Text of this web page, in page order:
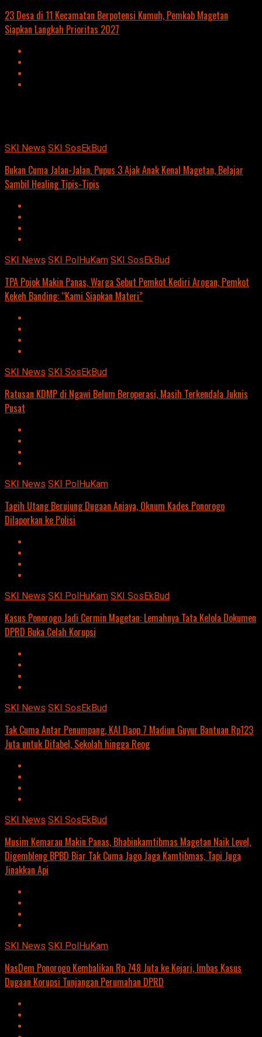
23 Desa di 11 Kecamatan Berpotensi Kumuh, Pemkab Magetan
Siapkan Langkah Prioritas 2027
SKI News SKI SosEkBud
Bukan Cuma Jalan-Jalan. Pupus 3 Ajak Anak Kenal Magetan, Belajar
Sambil Healing Tipis-Tipis
SKI News SKI PolHuKam SKI SosEkBud
TPA Pojok Makin Panas, Warga Sebut Pemkot Kediri Arogan, Pemkot
Kekeh Banding: “Kami Siapkan Materi”
SKI News SKI SosEkBud
Ratusan KDMP di Ngawi Belum Beroperasi, Masih Terkendala Juknis
Pusat
SKI News SKI PolHuKam
Tagih Utang Berujung Dugaan Aniaya, Oknum Kades Ponorogo
Dilaporkan ke Polisi
SKI News SKI PolHuKam SKI SosEkBud
Kasus Ponorogo Jadi Cermin Magetan: Lemahnya Tata Kelola Dokumen
DPRD Buka Celah Korupsi
SKI News SKI SosEkBud
Tak Cuma Antar Penumpang, KAI Daop 7 Madiun Guyur Bantuan Rp123
Juta untuk Difabel, Sekolah hingga Reog
SKI News SKI SosEkBud
Musim Kemarau Makin Panas, Bhabinkamtibmas Magetan Naik Level,
Digembleng BPBD Biar Tak Cuma Jago Jaga Kamtibmas, Tapi Juga
Jinakkan Api
SKI News SKI PolHuKam
NasDem Ponorogo Kembalikan Rp 748 Juta ke Kejari, Imbas Kasus
Dugaan Korupsi Tunjangan Perumahan DPRD